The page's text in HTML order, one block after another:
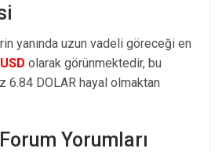
yanında uzun vadeli göreceği en
olarak görünmektedir, bu
6.84 DOLAR hayal olmaktan
Yorumları